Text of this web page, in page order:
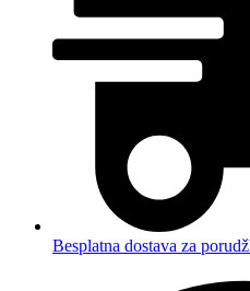
Besplatna dostava za